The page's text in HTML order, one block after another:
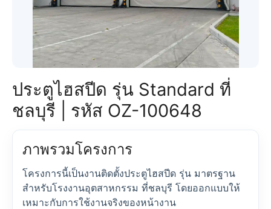
ประตูไฮสปีด รุ่น Standard ที่
ชลบุรี | รหัส OZ-100648
ภาพรวมโครงการ
โครงการนี้เป็นงานติดตั้งประตูไฮสปีด รุ่น มาตรฐาน
สำหรับโรงงานอุตสาหกรรม ที่ชลบุรี โดยออกแบบให้
เหมาะกับการใช้งานจริงของหน้างาน